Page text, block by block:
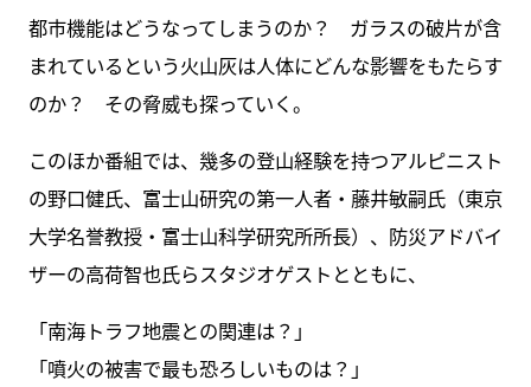
都市機能はどうなってしまうのか？ ガラスの破片が含
まれているという火山灰は人体にどんな影響をもたらす
のか？ その脅威も探っていく。
このほか番組では、幾多の登山経験を持つアルピニスト
の野口健氏、富士山研究の第一人者・藤井敏嗣氏（東京
大学名誉教授・富士山科学研究所所長）、防災アドバイ
ザーの高荷智也氏らスタジオゲストとともに、
「南海トラフ地震との関連は？」
「噴火の被害で最も恐ろしいものは？」